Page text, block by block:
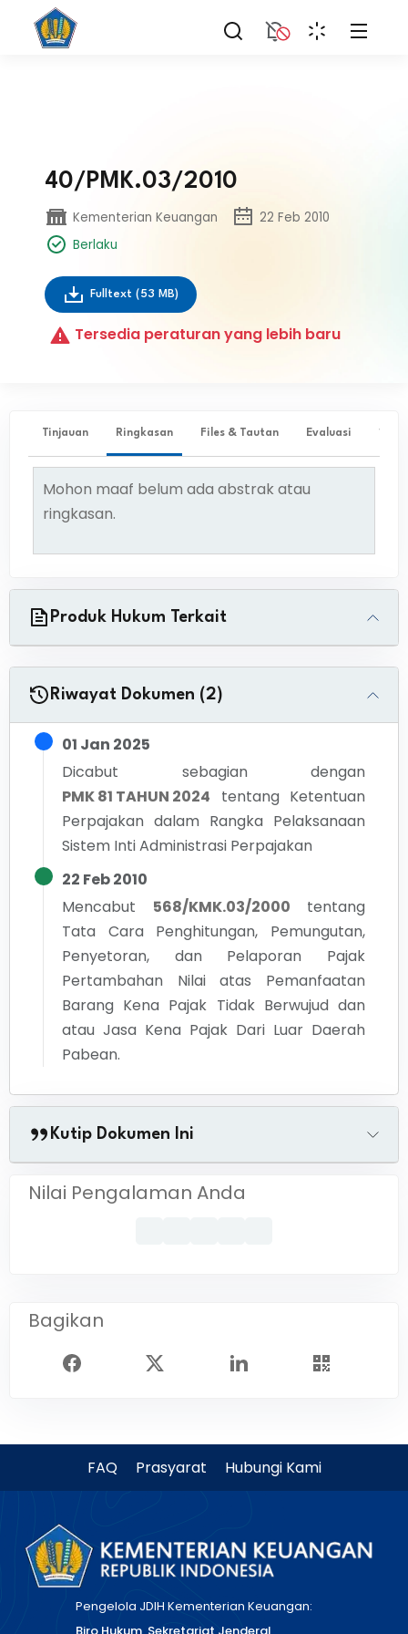
40/PMK.03/2010
Kementerian Keuangan
22 Feb 2010
Berlaku
Fulltext (53 MB)
Tersedia peraturan yang lebih baru
Tinjauan Ringkasan Files & Tautan Evaluasi ✨
Mohon maaf belum ada abstrak atau
ringkasan.
Produk Hukum Terkait
Riwayat Dokumen (2)
01 Jan 2025
Dicabut sebagian dengan
PMK 81 TAHUN 2024
tentang Ketentuan
Perpajakan dalam Rangka Pelaksanaan
Sistem Inti Administrasi Perpajakan
22 Feb 2010
Mencabut
568/KMK.03/2000
tentang
Tata Cara Penghitungan, Pemungutan,
Penyetoran, dan Pelaporan Pajak
Pertambahan Nilai atas Pemanfaatan
Barang Kena Pajak Tidak Berwujud dan
atau Jasa Kena Pajak Dari Luar Daerah
Pabean.
Kutip Dokumen Ini
Nilai Pengalaman Anda
Bagikan
FAQ Prasyarat Hubungi Kami
Pengelola JDIH Kementerian Keuangan: